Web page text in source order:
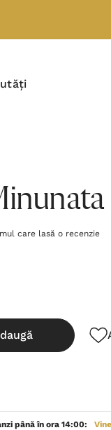
care lasă o recenzie
până în ora 14:00: